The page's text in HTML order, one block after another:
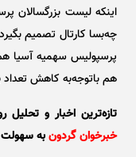
اینکه لیست
چه‌بسا کارتال تصمیم
پرسپولیس سهمیه آسیا
هم باتوجه‌به کاهش
تازه‌ترین اخبار و
خبرخوان گردونبه سهولت